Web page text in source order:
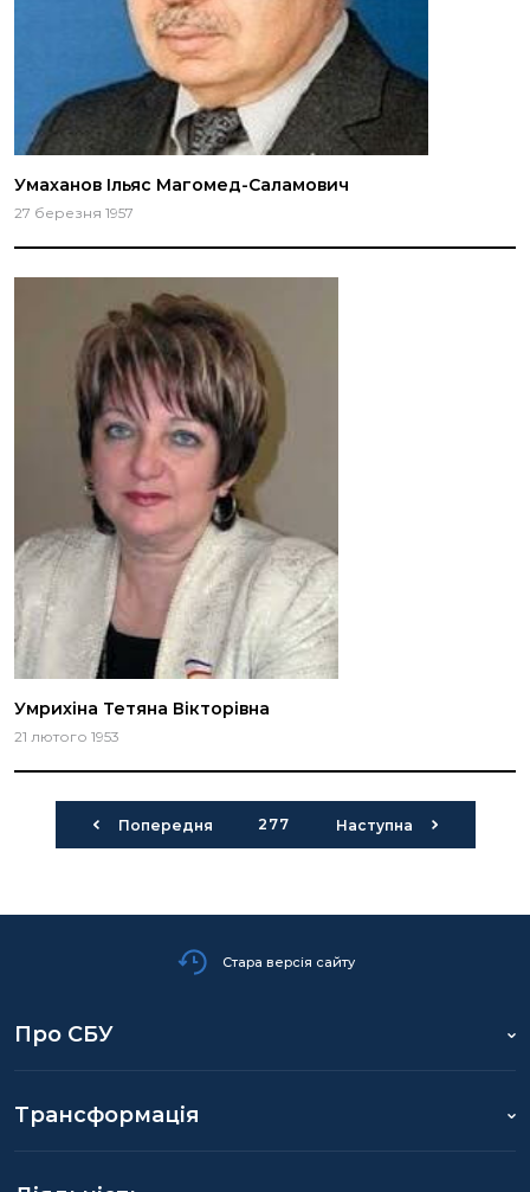
Умаханов Ільяс Магомед-Саламович
27 березня 1957
Умрихіна Тетяна Вікторівна
21 лютого 1953
Попередня 277 Наступна
Стара версія сайту
Про СБУ
Трансформація